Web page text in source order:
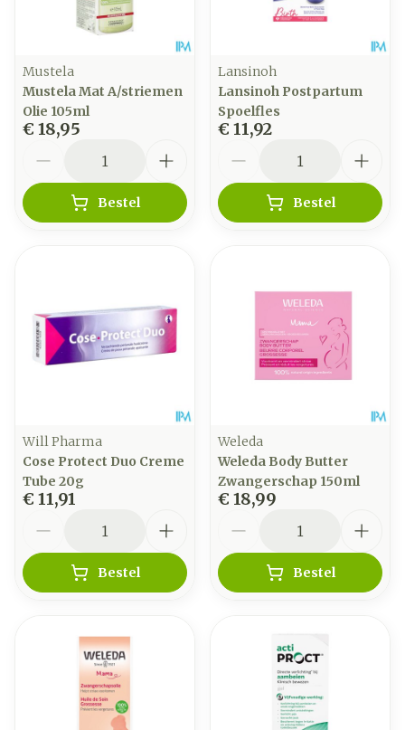
Mustela
Mustela Mat A/striemen
Olie 105ml
€ 18,95
Bestel
Lansinoh
Lansinoh Postpartum
Spoelfles
€ 11,92
Bestel
Will Pharma
Cose Protect Duo Creme
Tube 20g
€ 11,91
Bestel
Weleda
Weleda Body Butter
Zwangerschap 150ml
€ 18,99
Bestel